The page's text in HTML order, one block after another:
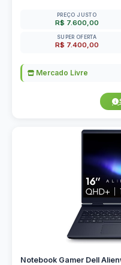
PREÇO JUSTO
R$ 7.600,00
SUPER OFERTA
R$ 7.400,00
Mercado Livre
Notebook Gamer Dell